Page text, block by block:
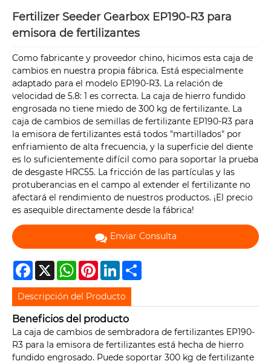
Fertilizer Seeder Gearbox EP190-R3 para
emisora de fertilizantes
Como fabricante y proveedor chino, hicimos esta caja de
cambios en nuestra propia fábrica. Está especialmente
adaptado para el modelo EP190-R3. La relación de
velocidad de 5.8: 1 es correcta. La caja de hierro fundido
engrosada no tiene miedo de 300 kg de fertilizante. La
caja de cambios de semillas de fertilizante EP190-R3 para
la emisora de fertilizantes está todos "martillados" por
enfriamiento de alta frecuencia, y la superficie del diente
es lo suficientemente difícil como para soportar la prueba
de desgaste HRC55. La fricción de las partículas y las
protuberancias en el campo al extender el fertilizante no
afectará el rendimiento de nuestros productos. ¡El precio
es asequible directamente desde la fábrica!
Enviar Consulta
Facebook
X WhatsAppPinterestLinkedIn
Descripción del Producto
Beneficios del producto
La caja de cambios de sembradora de fertilizantes EP190-
R3 para la emisora de fertilizantes está hecha de hierro
fundido engrosado. Puede soportar 300 kg de fertilizante